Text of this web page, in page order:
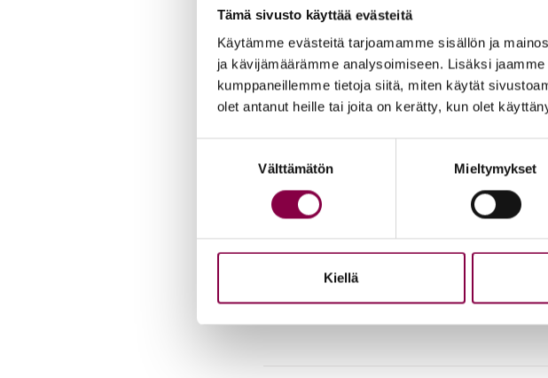
Tämä sivusto käyttää evästeitä
Käytämme evästeitä tarjoamamme sisällön ja
ja kävijämäärämme analysoimiseen. Lisäksi
kumppaneillemme tietoja siitä, miten käytät
olet antanut heille tai joita on kerätty, kun olet
Välttämätön Mieltymykset
Kiellä
Tal­ven jal­ko­jen­hoi­to
01.02.2021
Talvella on hyvä pysähtyä välillä hoitamaan